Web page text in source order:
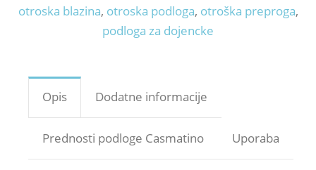
otroska blazina, otroska podloga, otroška preproga,
podloga za dojencke
Opis Dodatne informacije
Prednosti podloge Casmatino Uporaba